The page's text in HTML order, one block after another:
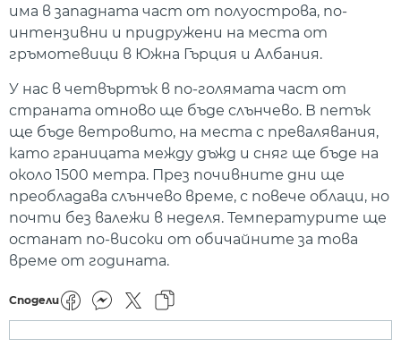
има в западната част от полуострова, по-
интензивни и придружени на места от
гръмотевици в Южна Гърция и Албания.
У нас в четвъртък в по-голямата част от
страната отново ще бъде слънчево. В петък
ще бъде ветровито, на места с превалявания,
като границата между дъжд и сняг ще бъде на
около 1500 метра. През почивните дни ще
преобладава слънчево време, с повече облаци, но
почти без валежи в неделя. Температурите ще
останат по-високи от обичайните за това
време от годината.
Сподели